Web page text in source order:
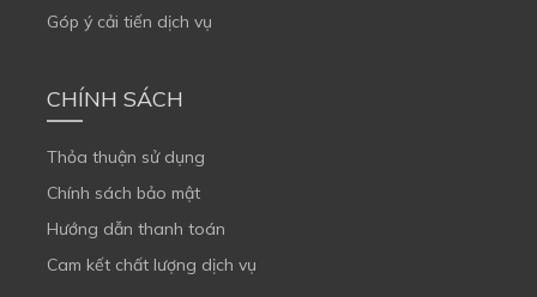
Góp ý cải tiến dịch vụ
CHÍNH SÁCH
Thỏa thuận sử dụng
Chính sách bảo mật
Hướng dẫn thanh toán
Cam kết chất lượng dịch vụ